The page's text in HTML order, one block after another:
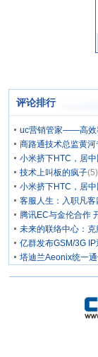
评论排行
uc营销管家——高效
商路通技术总监黄
小米挤下HTC，居
技术上叫板的疯子(5)
小米挤下HTC，居
客服人生：入职凡客
腾讯EC与金伦合作
未来的联络中心：
亿群发布GSM/3G
塔迪兰Aeonix统一